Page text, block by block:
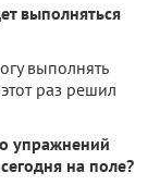
выполняться
выполнять
раз решил
упражнений
на поле?